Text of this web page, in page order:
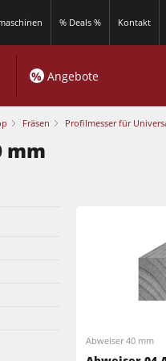
% Deals % Kontakt
und Formatkreissägen
und Formatkreissägen
% Angebote
Fräsen Profilmesser für
mm
Abweiser 40 mm